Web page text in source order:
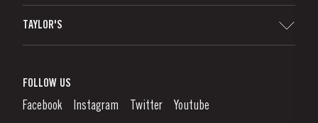
Denunciation Platform
TAYLOR'S
¿Qué Es El Vino De Oporto?
Disfrutando el Vino de Oporto
FOLLOW US
Facebook Instagram Twitter Youtube